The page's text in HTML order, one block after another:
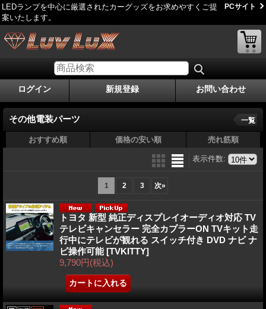
LEDランプを中心に厳選されたカーグッズをお求めやすくご提
案いたします。
PCサイト
ログイン 新規登録 お問い合わせ
その他電装パーツ 一覧
おすすめ順 価格の安い順 売れ筋順
表示件数:
1 2 3 次»
トヨタ 新型 純正ディスプレイオーディオ対応 TV
テレビキャンセラー 完全カプラーON TVキット走
行中にテレビが観れる スイッチ付き DVD ナビ ナ
ビ操作可能[TVKITTY]
9,790円(税込)